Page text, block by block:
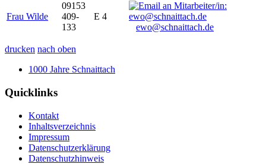
Frau Wilde
09153
409-
133
E 4
ewo@schnaittach.de
drucken nach oben
1000 Jahre Schnaittach
Quicklinks
Kontakt
Inhaltsverzeichnis
Impressum
Datenschutzerklärung
Datenschutzhinweis